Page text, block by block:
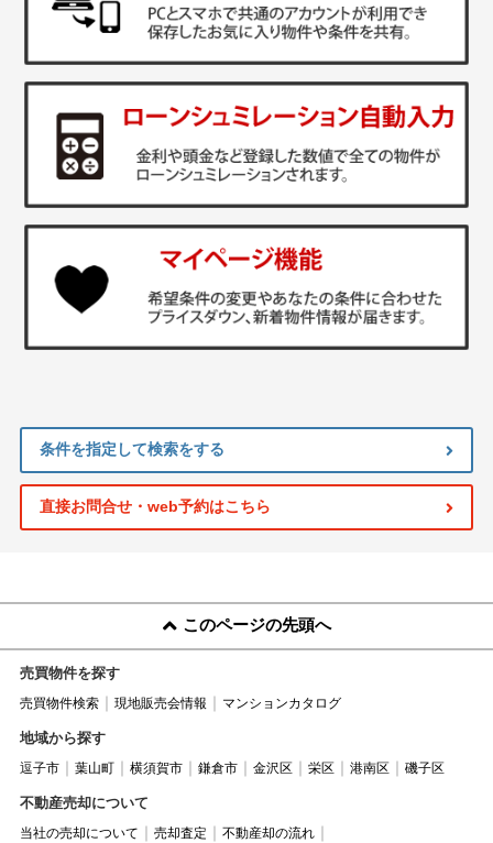
条件を指定して検索をする
直接お問合せ・web予約はこちら
このページの先頭へ
売買物件を探す
売買物件検索 現地販売会情報 マンションカタログ
地域から探す
逗子市 葉山町 横須賀市 鎌倉市 金沢区 栄区 港南区 磯子区
不動産売却について
当社の売却について 売却査定
不動産却の流れ